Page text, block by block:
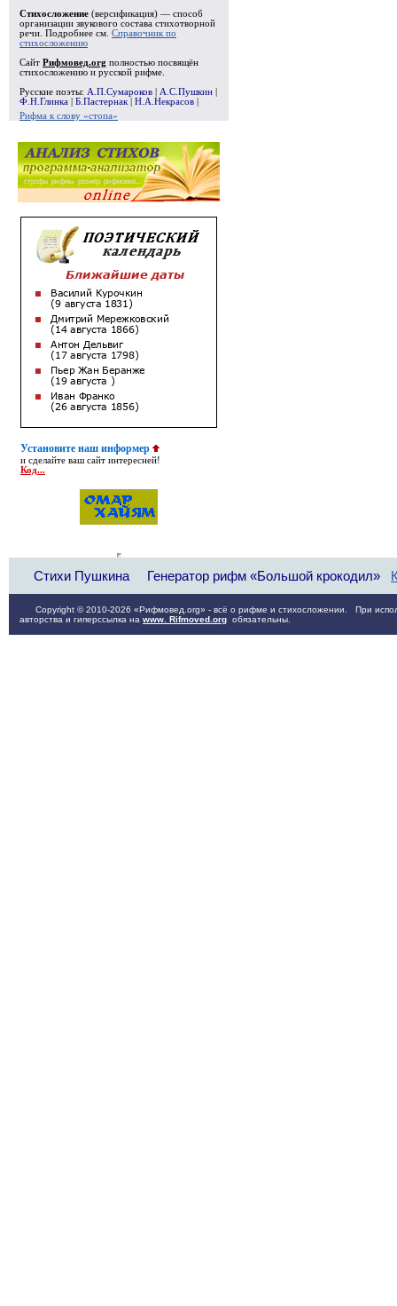
Стихосложение (версификация) — способ
организации звукового состава стихотворной
речи. Подробнее см. Справочник по
стихосложению
Сайт Рифмовед.org полностью посвящён
стихосложению и русской рифме.
Русские поэты: А.П.Сумароков А.С.Пушкин
Ф.Н.Глинка
Б.Пастернак Н.А.Некрасов
Рифма к слову «стопа»
Установите наш информер
и сделайте ваш сайт интересней!
Код...
Стихи Пушкина Генератор рифм «Большой крокодил»
Copyright © 2010-2026 «Рифмовед.org» - всё о рифме и стихосложении. При
авторства и гиперссылка на www. Rifmoved.org обязательны.